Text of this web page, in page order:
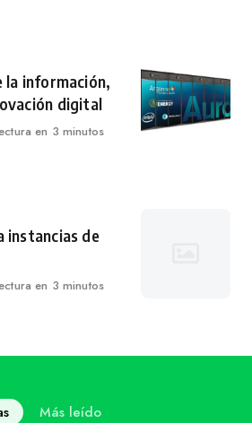
la información,
digital
en 3 minutos
instancias de
en 3 minutos
Más leído